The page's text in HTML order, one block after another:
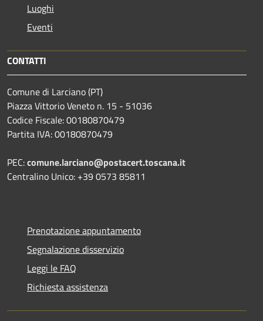
Luoghi
Eventi
CONTATTI
Comune di Larciano (PT)
Piazza Vittorio Veneto n. 15 - 51036
Codice Fiscale: 00180870479
Partita IVA: 00180870479
PEC:comune.larciano@postacert.toscana.it
Centralino Unico: +39 0573 85811
Prenotazione appuntamento
Segnalazione disservizio
Leggi le FAQ
Richiesta assistenza